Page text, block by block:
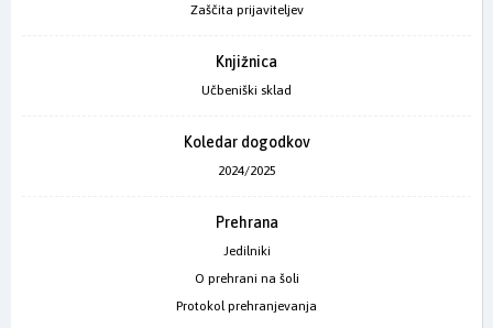
Zaščita prijaviteljev
Knjižnica
Učbeniški sklad
Koledar dogodkov
2024/2025
Prehrana
Jedilniki
O prehrani na šoli
Protokol prehranjevanja